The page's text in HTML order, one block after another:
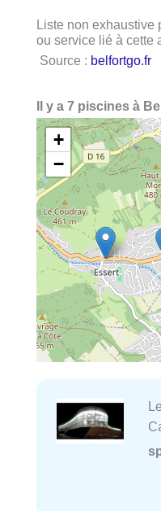
Liste non exhaustive
ou service lié à cette
Source : belfortgo.fr
Il y a 7 piscines à
+
−